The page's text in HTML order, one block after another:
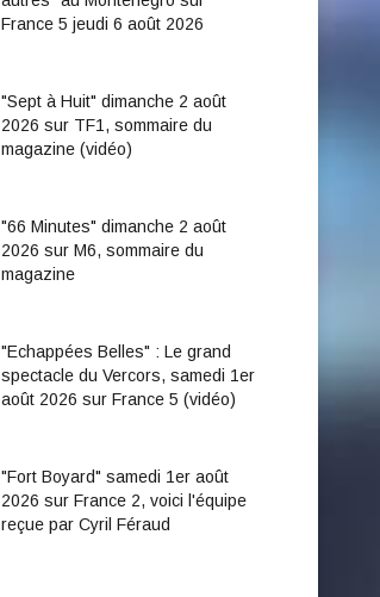
France 5 jeudi 6 août 2026
"Sept à Huit" dimanche 2 août
2026 sur TF1, sommaire du
magazine (vidéo)
"66 Minutes" dimanche 2 août
2026 sur M6, sommaire du
magazine
"Echappées Belles" : Le grand
spectacle du Vercors, samedi 1er
août 2026 sur France 5 (vidéo)
"Fort Boyard" samedi 1er août
2026 sur France 2, voici l'équipe
reçue par Cyril Féraud